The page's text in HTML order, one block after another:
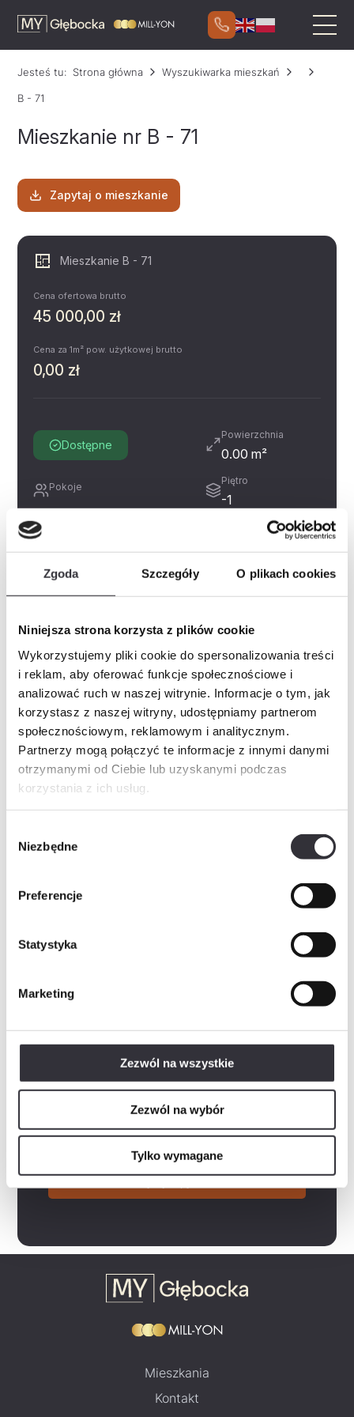
Zgoda Szczegóły O plikach cookies
Niniejsza strona korzysta z plików cookie
Wykorzystujemy pliki cookie do spersonalizowania treści
i reklam, aby oferować funkcje społecznościowe i
analizować ruch w naszej witrynie. Informacje o tym, jak
korzystasz z naszej witryny, udostępniamy partnerom
społecznościowym, reklamowym i analitycznym.
Partnerzy mogą połączyć te informacje z innymi danymi
otrzymanymi od Ciebie lub uzyskanymi podczas
korzystania z ich usług.
zgody
Niezbędne
Preferencje
Statystyka
Marketing
Zezwól na wszystkie
Zezwól na wybór
Tylko wymagane
Jesteś tu: Strona główna Wyszukiwarka mieszkań
B - 71
Mieszkanie nr B - 71
Zapytaj o mieszkanie
Mieszkanie B - 71
Cena ofertowa brutto
45 000,00 zł
Cena za 1m² pow. użytkowej brutto
0,00 zł
Dostępne
Powierzchnia
0.00 m²
Pokoje
Piętro
-1
Historia cen
PDF
Zapytaj o mieszkanie
Imię i nazwisko
Telefon
Wiadomość
Wyrażam zgodę na przetwarzanie danych osobowych w postaci imienia i nazwiska, adresu e-mail,…Rozwiń
Zaznacz wszystko
Mieszkania
Kontakt